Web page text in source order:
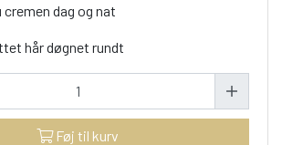
cremen dag og nat
hår døgnet rundt
Føj til kurv